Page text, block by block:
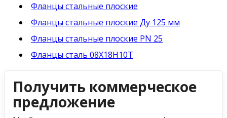
Фланцы стальные плоские
Фланцы стальные плоские Ду 125 мм
Фланцы стальные плоские PN 25
Фланцы сталь 08Х18Н10Т
Получить коммерческое
предложение